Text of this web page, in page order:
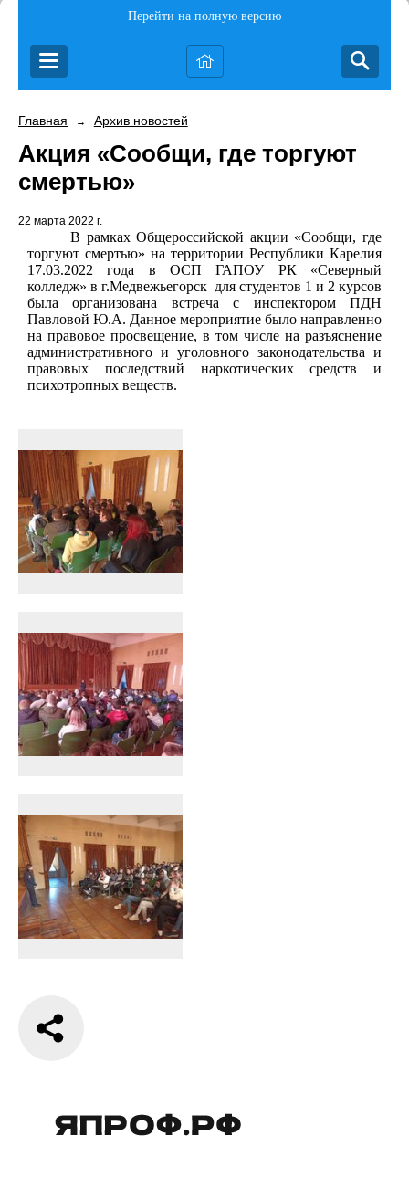
Перейти на полную версию
Главная → Архив новостей
Акция «Сообщи, где торгуют
смертью»
22 марта 2022 г.
В рамках Общероссийской акции «Сообщи, где
торгуют смертью» на территории Республики Карелия
17.03.2022 года в ОСП ГАПОУ РК «Северный
колледж» в г.Медвежьегорск для студентов 1 и 2 курсов
была организована встреча с инспектором ПДН
Павловой Ю.А. Данное мероприятие было направленно
на правовое просвещение, в том числе на разъяснение
административного и уголовного законодательства и
правовых последствий наркотических средств и
психотропных веществ.